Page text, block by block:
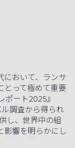
において、ランサ
とって極めて重要
ポート2025』
調査から得られ
し、世界中の組
影響を明らかにし